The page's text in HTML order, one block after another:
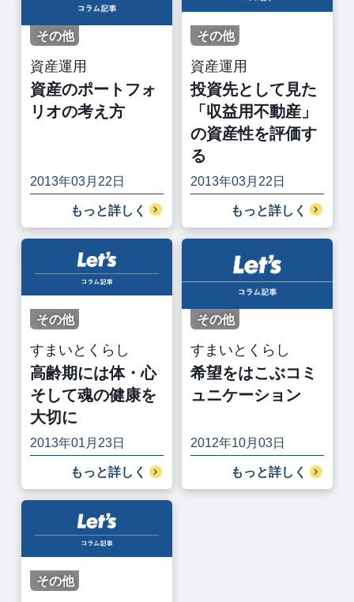
その他
資産運用
資産のポートフォ
リオの考え方
2013年03月22日
もっと詳しく
その他
資産運用
投資先として見た
「収益用不動産」
の資産性を評価す
る
2013年03月22日
もっと詳しく
その他
すまいとくらし
高齢期には体・心
そして魂の健康を
大切に
2013年01月23日
もっと詳しく
その他
すまいとくらし
希望をはこぶコミ
ュニケーション
2012年10月03日
もっと詳しく
その他